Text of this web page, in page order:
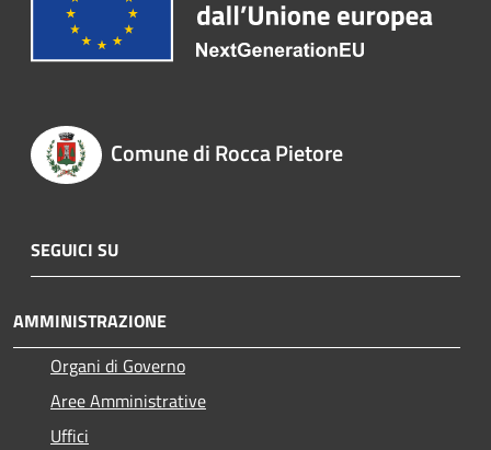
Comune di Rocca Pietore
SEGUICI SU
AMMINISTRAZIONE
Organi di Governo
Aree Amministrative
Uffici